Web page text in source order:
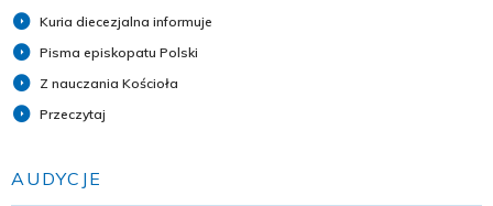
Kuria diecezjalna informuje
Pisma episkopatu Polski
Z nauczania Kościoła
Przeczytaj
AUDYCJE